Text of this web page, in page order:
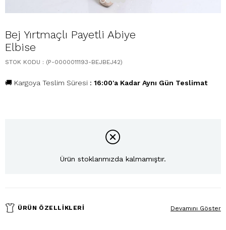
Bej Yırtmaçlı Payetli Abiye
Elbise
STOK KODU (P-0000011193-BEJBEJ42)
🚚 Kargoya Teslim Süresi : 16:00'a Kadar Aynı Gün Teslimat
Ürün stoklarımızda kalmamıştır.
ÜRÜN ÖZELLIKLERI Devamını Göster